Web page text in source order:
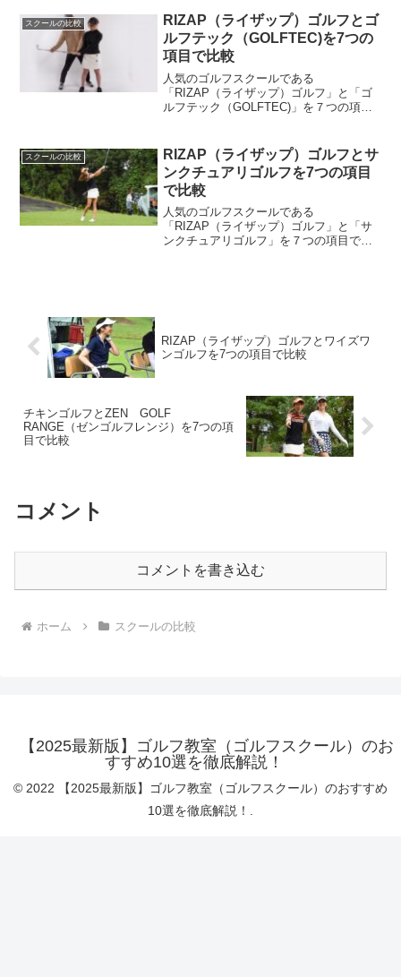
ツスン内容」「4.トレーナーの質」「5.レ
ンタ...
スクールの比較
RIZAP（ライザップ）ゴルフとゴ
ルフテック（GOLFTEC)を7つの
項目で比較
人気のゴルフスクールである
「RIZAP（ライザップ）ゴルフ」と「ゴ
ルフテック（GOLFTEC)」を７つの項目
金」「2.環境設備」「3.レッツスン内容」
「4.トレーナー...
スクールの比較
RIZAP（ライザップ）ゴルフとサ
ンクチュアリゴルフを7つの項目
で比較
人気のゴルフスクールである
「RIZAP（ライザップ）ゴルフ」と「サ
ンクチュアリゴルフ」を７つの項目で比
RIZAP（ライザップ）ゴルフとワイズワ
ンゴルフを7つの項目で比較
チキンゴルフとZEN GOLF
RANGE（ゼンゴルフレンジ）を7つの項
目で比較
コメント
コメントを書き込む
ホーム スクールの比較
【2025最新版】ゴルフ教室（ゴルフスクール）のお
すすめ10選を徹底解説！
© 2022 【2025最新版】ゴルフ教室（ゴルフスクール）のおすすめ
10選を徹底解説！.